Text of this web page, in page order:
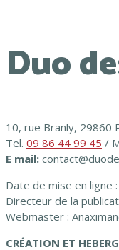
Duo
10, rue Branly, 29860
Tel. 09 86 44 99 45 /
E mail:
Date de mise en ligne
Directeur de la
Webmaster :
CRÉATION ET